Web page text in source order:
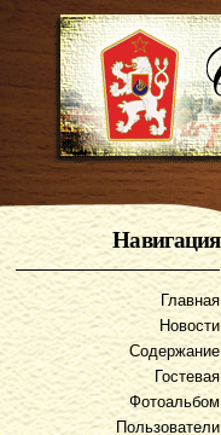
Навигация
Главная
Новости
Содержание
Гостевая
Фотоальбом
Пользователи